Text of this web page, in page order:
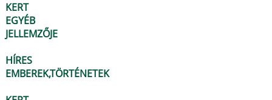
KERT
EGYÉB
JELLEMZŐJE
HÍRES
EMBEREK,TÖRTÉNETEK